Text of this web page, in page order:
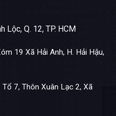
Lộc, Q. 12, TP. HCM
19 Xã Hải Anh, H. Hải Hậu,
Tổ 7, Thôn Xuân Lạc 2, Xã